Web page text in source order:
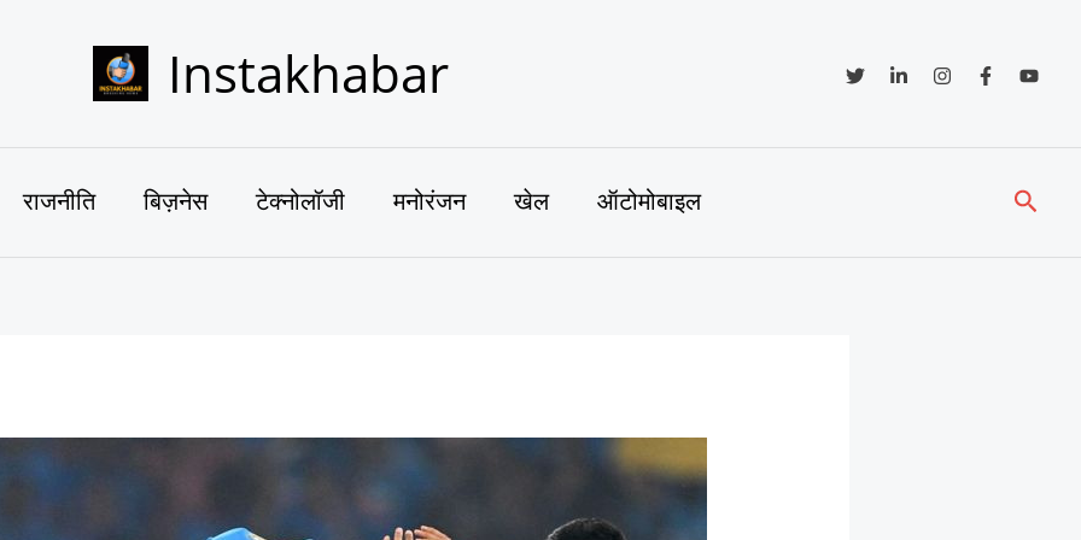
Instakhabar
राजनीति बिज़नेस टेक्नोलॉजी मनोरंजन खेल ऑटोमोबाइल